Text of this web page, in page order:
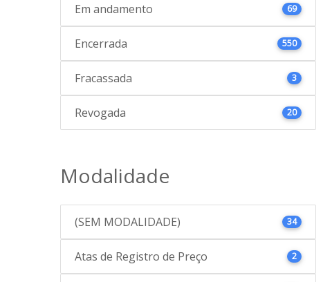
Em andamento 69
Encerrada 550
Fracassada 3
Revogada 20
Modalidade
(SEM MODALIDADE) 34
Atas de Registro de Preço 2